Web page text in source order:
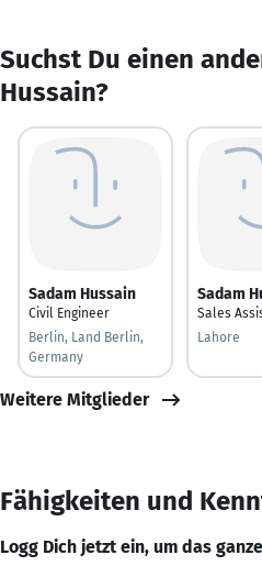
Suchst Du einen
Hussain?
Sadam Hussain
Civil Engineer
Berlin, Land Berlin,
Germany
Sadam
Sales
Lahore
Weitere Mitglieder
Fähigkeiten und
Logg Dich jetzt ein, um das